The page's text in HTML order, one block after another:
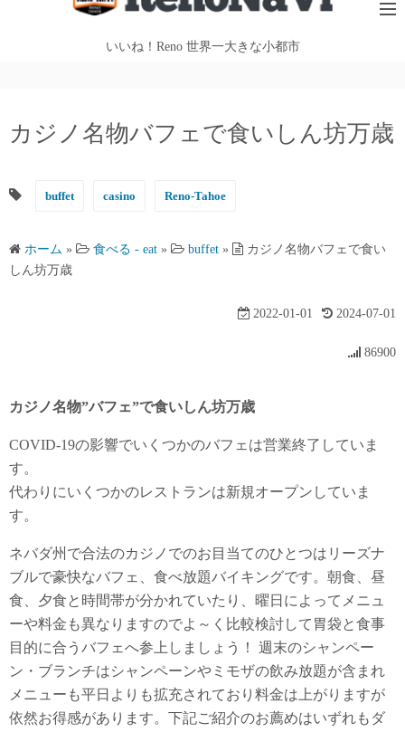
キ
いいね！Reno 世界一大きな小都市
カジノ名物バフェで食いしん坊万歳
buffet casino Reno-Tahoe
ホーム » 食べる - eat » buffet »
カジノ名物バフェで食い
しん坊万歳
2022-01-01 2024-07-01
86900
カジノ名物”バフェ”で食いしん坊万歳
COVID-19の影響でいくつかのバフェは営業終了していま
す。
代わりにいくつかのレストランは新規オープンしていま
す。
ネバダ州で合法のカジノでのお目当てのひとつはリーズナ
ブルで豪快なバフェ、食べ放題バイキングです。朝食、昼
食、夕食と時間帯が分かれていたり、曜日によってメニュ
ーや料金も異なりますのでよ～く比較検討して胃袋と食事
目的に合うバフェへ参上しましょう！ 週末のシャンペー
ン・ブランチはシャンペーンやミモザの飲み放題が含まれ
メニューも平日よりも拡充されており料金は上がりますが
依然お得感があります。下記ご紹介のお薦めはいずれもダ